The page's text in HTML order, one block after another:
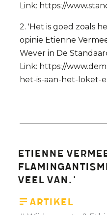
Link: https://
2. 'Het is goed zoals
opinie Etienne
Wever in De
Link: https://
het-is-aan-het-loket-
Etienne
veel van.'
Artikel